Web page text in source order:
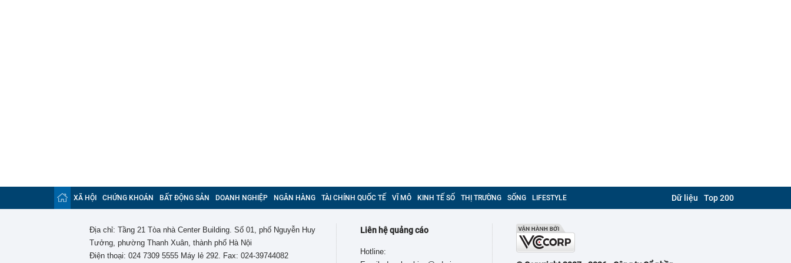
XÃ HỘI CHỨNG KHOÁN BẤT ĐỘNG SẢN DOANH NGHIỆP NGÂN HÀNG TÀI CHÍNH QUỐC TẾ VĨ MÔ KINH TẾ SỐ THỊ TRƯỜNG SỐNG LIFESTYLE Dữ liệu Top 200
Địa chỉ: Tầng 21 Tòa nhà Center Building. Số 01, phố Nguyễn Huy
Tưởng, phường Thanh Xuân, thành phố Hà Nội
Điện thoại: 024 7309 5555 Máy lẻ 292. Fax: 024-39744082
Liên hệ quảng cáo
Hotline: